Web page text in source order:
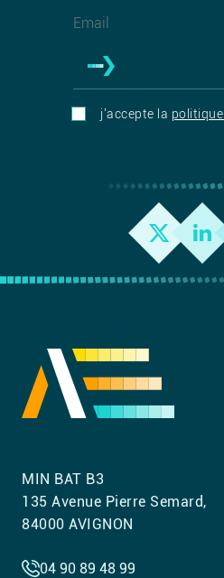
j'accepte la
MIN BAT B3
135 Avenue Pierre Semard,
84000 AVIGNON
04 90 89 48 99